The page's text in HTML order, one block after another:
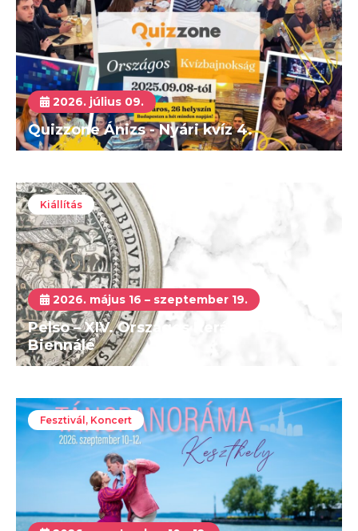
2026. július 09.
Quizzone Ánizs - Nyári kvíz 4.
Kiállítás
2026. május 16 – szeptember 19.
Pelso – XIV. Országos Kerámia és Textil
Biennálé
Fesztivál, Koncert